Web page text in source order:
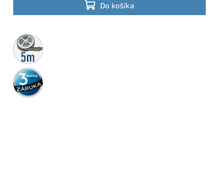
Do košíka
5m
rolka
3 roky
záruka